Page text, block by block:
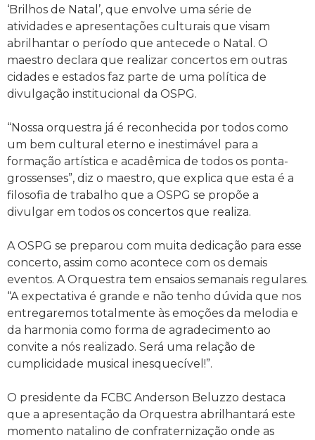
‘Brilhos de Natal’, que envolve uma série de
atividades e apresentações culturais que visam
abrilhantar o período que antecede o Natal. O
maestro declara que realizar concertos em outras
cidades e estados faz parte de uma política de
divulgação institucional da OSPG.
“Nossa orquestra já é reconhecida por todos como
um bem cultural eterno e inestimável para a
formação artística e acadêmica de todos os ponta-
grossenses”, diz o maestro, que explica que esta é a
filosofia de trabalho que a OSPG se propõe a
divulgar em todos os concertos que realiza.
A OSPG se preparou com muita dedicação para esse
concerto, assim como acontece com os demais
eventos. A Orquestra tem ensaios semanais regulares.
“A expectativa é grande e não tenho dúvida que nos
entregaremos totalmente às emoções da melodia e
da harmonia como forma de agradecimento ao
convite a nós realizado. Será uma relação de
cumplicidade musical inesquecível!”.
O presidente da FCBC Anderson Beluzzo destaca
que a apresentação da Orquestra abrilhantará este
momento natalino de confraternização onde as